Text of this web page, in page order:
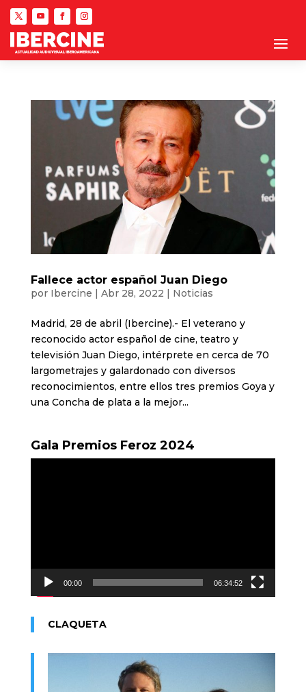
Fallece actor español Juan Diego
por Ibercine | Abr 28, 2022 | Noticias
Madrid, 28 de abril (Ibercine).- El veterano y
reconocido actor español de cine, teatro y
televisión Juan Diego, intérprete en cerca de 70
largometrajes y galardonado con diversos
reconocimientos, entre ellos tres premios Goya y
una Concha de plata a la mejor...
Gala Premios Feroz 2024
00:00 06:34:52
CLAQUETA